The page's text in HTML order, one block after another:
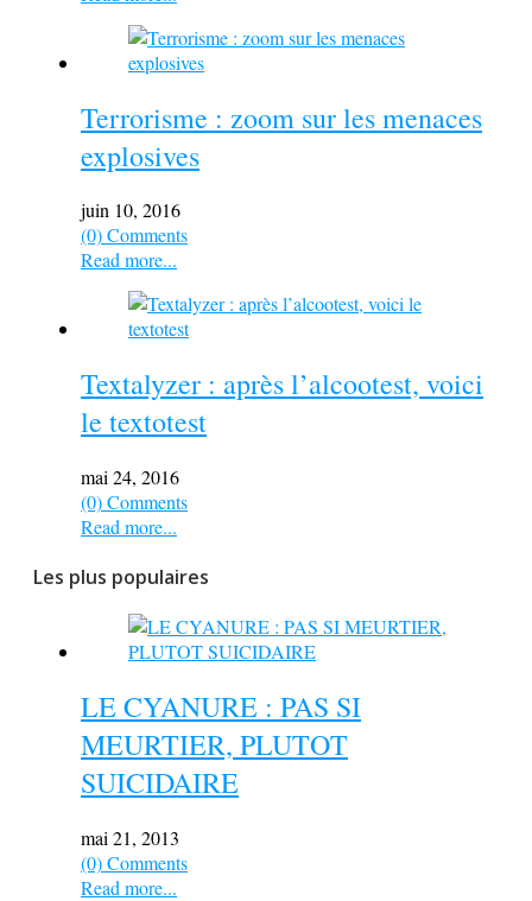
Terrorisme : zoom sur les menaces
explosives
juin 10, 2016
(0) Comments
Read more...
Textalyzer : après l’alcootest, voici
le textotest
mai 24, 2016
(0) Comments
Read more...
Les plus populaires
LE CYANURE : PAS SI
MEURTIER, PLUTOT
SUICIDAIRE
mai 21, 2013
(0) Comments
Read more...